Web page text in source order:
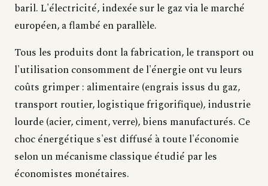
baril. L'électricité, indexée sur le gaz via le marché
européen, a flambé en parallèle.
Tous les produits dont la fabrication, le transport ou
l'utilisation consomment de l'énergie ont vu leurs
coûts grimper : alimentaire (engrais issus du gaz,
transport routier, logistique frigorifique), industrie
lourde (acier, ciment, verre), biens manufacturés. Ce
choc énergétique s'est diffusé à toute l'économie
selon un mécanisme classique étudié par les
économistes monétaires.